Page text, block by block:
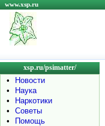
www.xsp.ru
xsp.ru/psimatter/
•
Новости
•
Наука
•
Наркотики
•
Советы
•
Помощь